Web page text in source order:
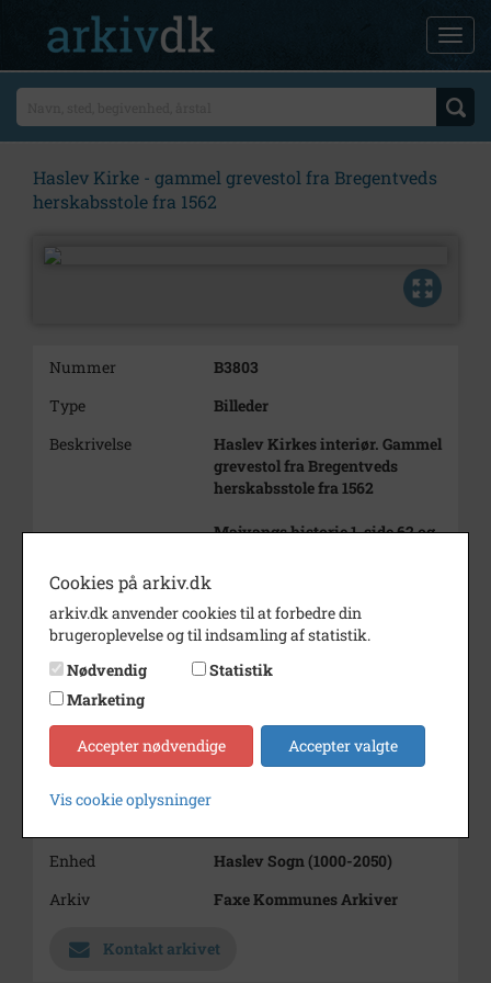
Haslev Kirke - gammel grevestol fra Bregentveds
herskabsstole fra 1562
Nummer
B3803
Type
Billeder
Beskrivelse
Haslev Kirkes interiør. Gammel
grevestol fra Bregentveds
herskabsstole fra 1562
Majvangs historie 1, side 62 og
Periode
Dateringsnote
u.år
Fotograf
Ukendt
Størrelse
Materiale
s/h positiv
Enhed
Haslev Sogn (1000-2050)
Arkiv
Faxe Kommunes Arkiver
Kontakt arkivet
Cookies på arkiv.dk
arkiv.dk anvender cookies til at forbedre din
brugeroplevelse og til indsamling af statistik.
Nødvendig
Statistik
Marketing
Accepter nødvendige Accepter valgte
Vis cookie oplysninger